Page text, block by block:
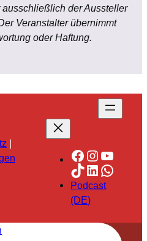
der Aussteller
Veranstalter übernimmt
oder Haftung.
Facebook
TikTok
LinkedIn
Podcast
(DE)